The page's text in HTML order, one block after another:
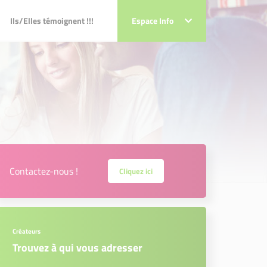
Ils/Elles témoignent !!! Espace Info
Ils/Elles témoignent !!! Espace Info
Contactez-nous ! Cliquez ici
Créateurs
Trouvez à qui vous adresser